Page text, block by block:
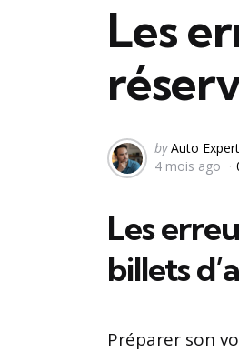
Les
Posted
by
by Auto Expert
4 mois ago
Les
billets
Préparer son